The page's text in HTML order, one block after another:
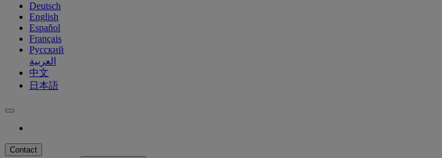
Deutsch
English
Español
Français
Русский
العربية
中文
日本語
Contact